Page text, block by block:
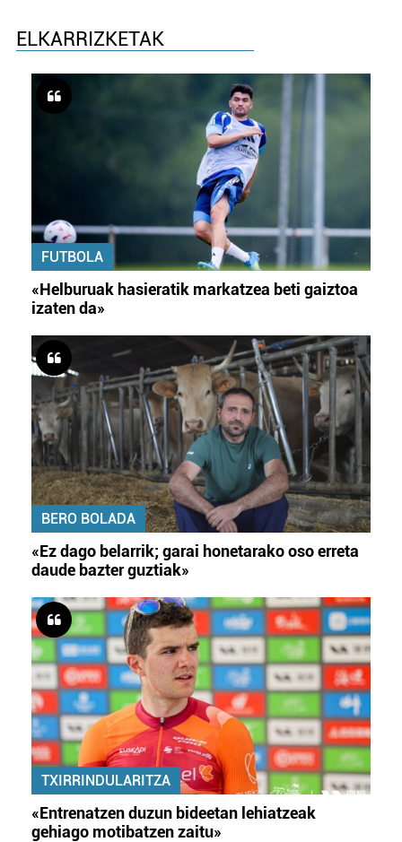
ELKARRIZKETAK
FUTBOLA
«Helburuak hasieratik markatzea beti gaiztoa
izaten da»
BERO BOLADA
«Ez dago belarrik; garai honetarako oso erreta
daude bazter guztiak»
TXIRRINDULARITZA
«Entrenatzen duzun bideetan lehiatzeak
gehiago motibatzen zaitu»